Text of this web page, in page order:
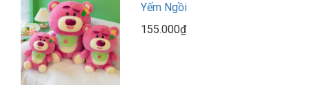
Yếm Ngồi
155.000₫